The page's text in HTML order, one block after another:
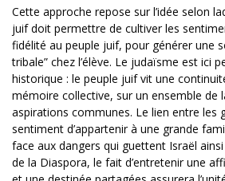
Cette approche repose sur l’idée selon
juif doit permettre de cultiver les
fidélité au peuple juif, pour générer une
tribale” chez l’élève. Le judaïsme est ici
historique : le peuple juif vit une
mémoire collective, sur un ensemble de
aspirations communes. Le lien entre les
sentiment d’appartenir à une grande
face aux dangers qui guettent Israël
de la Diaspora, le fait d’entretenir une